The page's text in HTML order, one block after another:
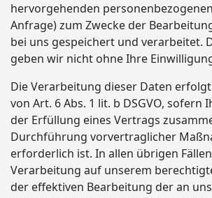
hervorgehenden
Anfrage) zum Zwecke der
bei uns gespeichert und verarbeitet.
geben wir nicht ohne Ihre
Die Verarbeitung dieser Daten
von Art. 6 Abs. 1 lit. b DSGVO, sofern
der Erfüllung eines Vertrags
Durchführung vorvertraglicher
erforderlich ist. In allen übrigen
Verarbeitung auf unserem
der effektiven Bearbeitung der an